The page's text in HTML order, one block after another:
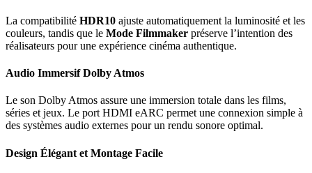
La compatibilité HDR10 ajuste automatiquement la luminosité et les
couleurs, tandis que le Mode Filmmaker préserve l’intention des
réalisateurs pour une expérience cinéma authentique.
Audio Immersif Dolby Atmos
Le son Dolby Atmos assure une immersion totale dans les films,
séries et jeux. Le port HDMI eARC permet une connexion simple à
des systèmes audio externes pour un rendu sonore optimal.
Design Élégant et Montage Facile